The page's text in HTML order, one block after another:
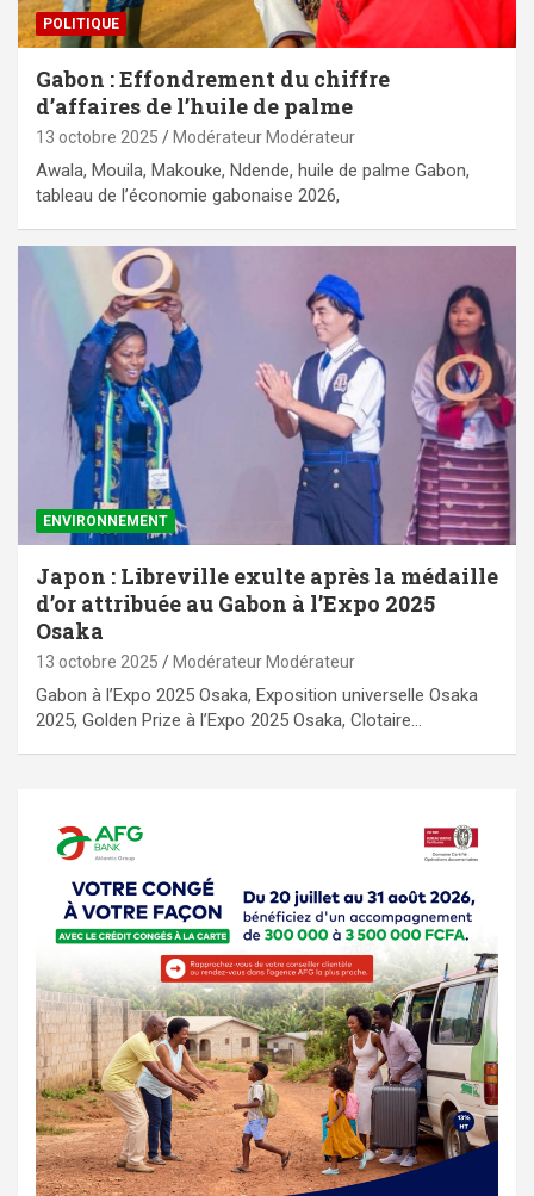
POLITIQUE
Gabon : Effondrement du chiffre
d’affaires de l’huile de palme
13 octobre 2025 Modérateur Modérateur
Awala, Mouila, Makouke, Ndende, huile de palme Gabon,
tableau de l’économie gabonaise 2026,
ENVIRONNEMENT
Japon : Libreville exulte après la médaille
d’or attribuée au Gabon à l’Expo 2025
Osaka
13 octobre 2025 Modérateur Modérateur
Gabon à l’Expo 2025 Osaka, Exposition universelle Osaka
2025, Golden Prize à l’Expo 2025 Osaka, Clotaire…